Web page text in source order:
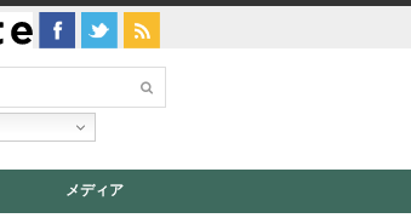
メディア